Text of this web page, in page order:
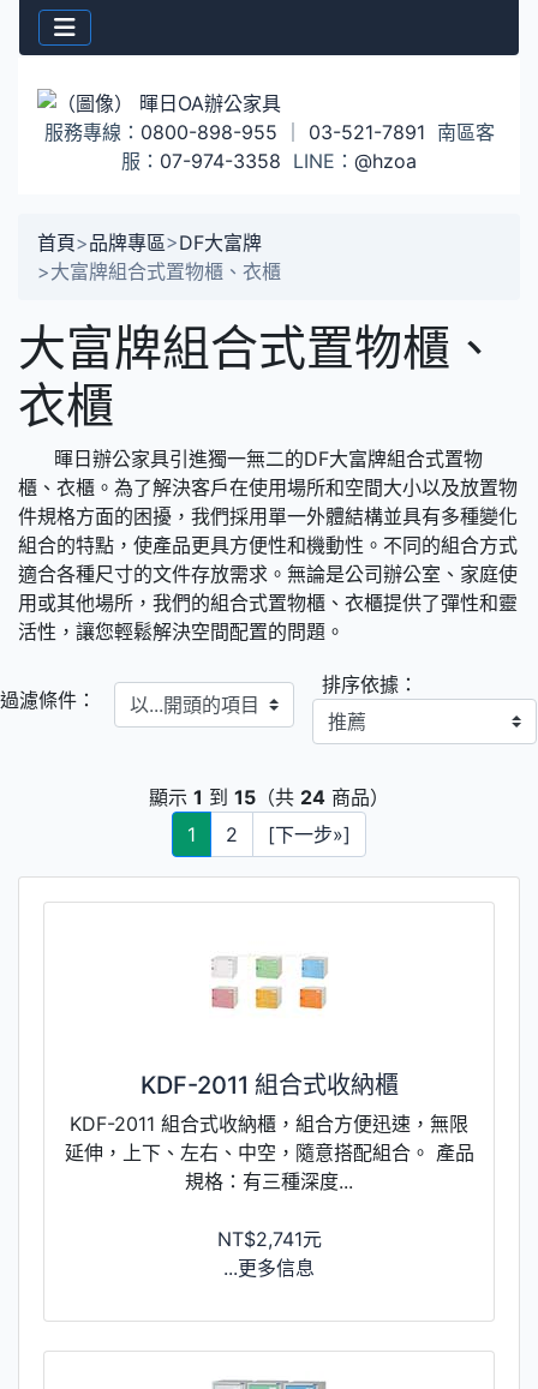
服務專線： 0800-898-955 03-521-7891 南區客
服： 07-974-3358 LINE： @hzoa
首頁>品牌專區>DF大富牌
>大富牌組合式置物櫃、衣櫃
大富牌組合式置物櫃、
衣櫃
暉日辦公家具引進獨一無二的DF大富牌組合式置物
櫃、衣櫃。為了解決客戶在使用場所和空間大小以及放置物
件規格方面的困擾，我們採用單一外體結構並具有多種變化
組合的特點，使產品更具方便性和機動性。不同的組合方式
適合各種尺寸的文件存放需求。無論是公司辦公室、家庭使
用或其他場所，我們的組合式置物櫃、衣櫃提供了彈性和靈
活性，讓您輕鬆解決空間配置的問題。
過濾條件： 以...開頭的項目 排序依據：
顯示 1 到 15 （共 24 商品）
1
2 [下一步»]
KDF-2011 組合式收納櫃
KDF-2011 組合式收納櫃，組合方便迅速，無限
延伸，上下、左右、中空，隨意搭配組合。 產品
規格：有三種深度...
NT$2,741元
...更多信息